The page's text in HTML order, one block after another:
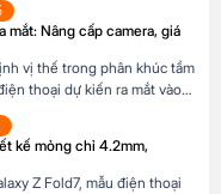
mắt: Nâng cấp camera, giá
vị thế trong phân khúc tầm
thoại dự kiến ra mắt vào
trên website các hệ thống
nâng cấp đáng chú ý về
Galaxy A17 […]
kế mỏng chỉ 4.2mm,
Z Fold7, mẫu điện thoại